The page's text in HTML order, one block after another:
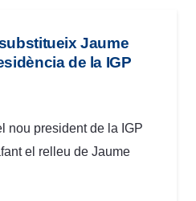
Jaume
de la IGP
nou president de la IGP
el relleu de Jaume